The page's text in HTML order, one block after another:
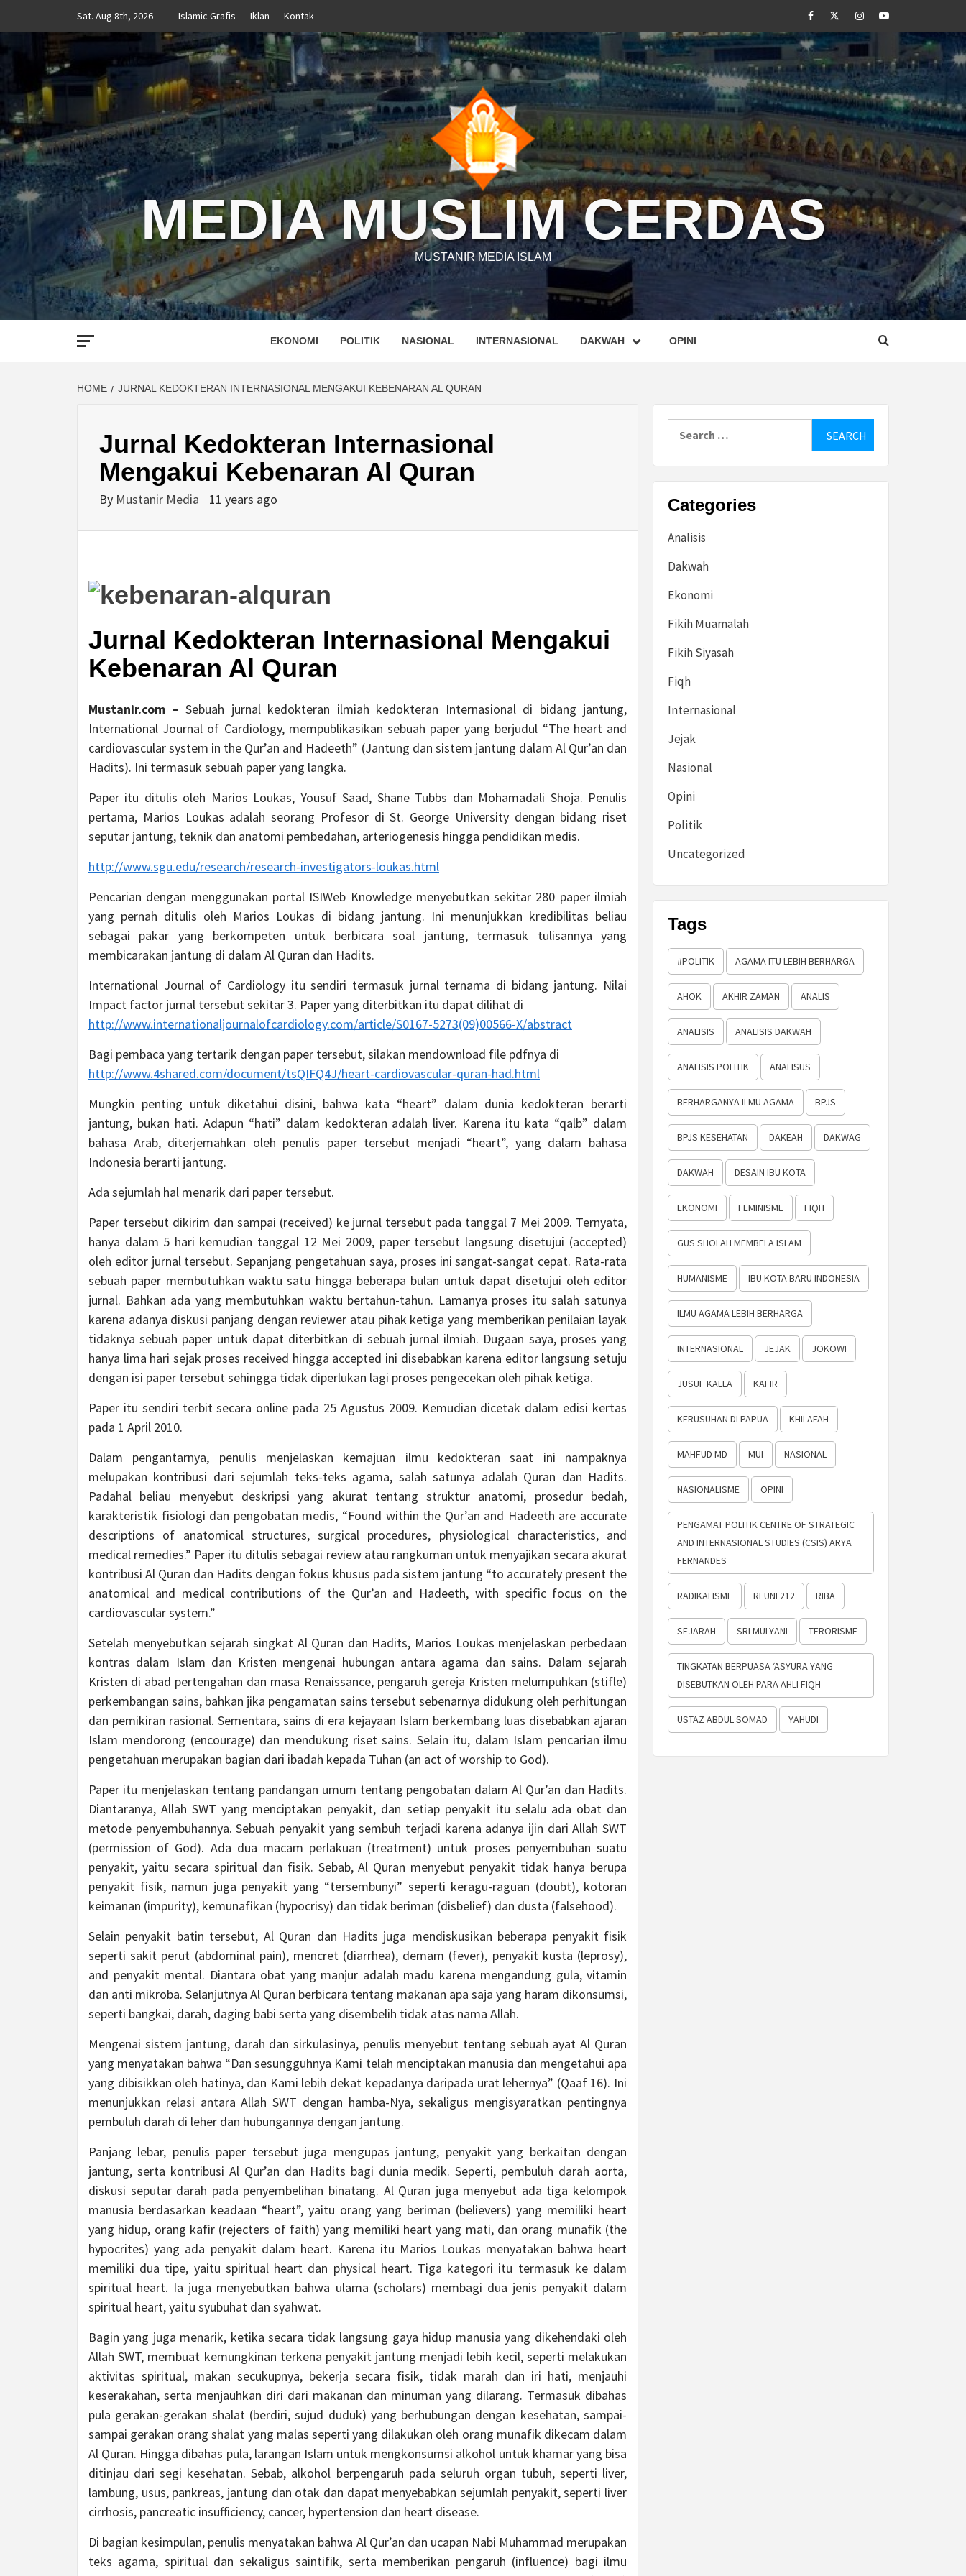
Sat. Aug 8th, 2026 Islamic Grafis Iklan Kontak FacebookTwitterInstagram
Youtube
MEDIA MUSLIM CERDAS
MUSTANIR MEDIA ISLAM
EKONOMI POLITIK NASIONAL INTERNASIONAL DAKWAH OPINI
HOME JURNAL KEDOKTERAN INTERNASIONAL MENGAKUI KEBENARAN AL QURAN
Jurnal Kedokteran Internasional
Mengakui Kebenaran Al Quran
By Mustanir Media 11 years ago
Jurnal Kedokteran Internasional Mengakui
Kebenaran Al Quran
Mustanir.com – Sebuah jurnal kedokteran ilmiah kedokteran Internasional di bidang jantung,
International Journal of Cardiology, mempublikasikan sebuah paper yang berjudul “The heart and
cardiovascular system in the Qur’an and Hadeeth” (Jantung dan sistem jantung dalam Al Qur’an dan
Hadits). Ini termasuk sebuah paper yang langka.
Paper itu ditulis oleh Marios Loukas, Yousuf Saad, Shane Tubbs dan Mohamadali Shoja. Penulis
pertama, Marios Loukas adalah seorang Profesor di St. George University dengan bidang riset
seputar jantung, teknik dan anatomi pembedahan, arteriogenesis hingga pendidikan medis.
http://www.sgu.edu/research/research-investigators-loukas.html
Pencarian dengan menggunakan portal ISIWeb Knowledge menyebutkan sekitar 280 paper ilmiah
yang pernah ditulis oleh Marios Loukas di bidang jantung. Ini menunjukkan kredibilitas beliau
sebagai pakar yang berkompeten untuk berbicara soal jantung, termasuk tulisannya yang
membicarakan jantung di dalam Al Quran dan Hadits.
International Journal of Cardiology itu sendiri termasuk jurnal ternama di bidang jantung. Nilai
Impact factor jurnal tersebut sekitar 3. Paper yang diterbitkan itu dapat dilihat di
http://www.internationaljournalofcardiology.com/article/S0167-5273(09)00566-X/abstract
Bagi pembaca yang tertarik dengan paper tersebut, silakan mendownload file pdfnya di
http://www.4shared.com/document/tsQIFQ4J/heart-cardiovascular-quran-had.html
Mungkin penting untuk diketahui disini, bahwa kata “heart” dalam dunia kedokteran berarti
jantung, bukan hati. Adapun “hati” dalam kedokteran adalah liver. Karena itu kata “qalb” dalam
bahasa Arab, diterjemahkan oleh penulis paper tersebut menjadi “heart”, yang dalam bahasa
Indonesia berarti jantung.
Ada sejumlah hal menarik dari paper tersebut.
Paper tersebut dikirim dan sampai (received) ke jurnal tersebut pada tanggal 7 Mei 2009. Ternyata,
hanya dalam 5 hari kemudian tanggal 12 Mei 2009, paper tersebut langsung disetujui (accepted)
oleh editor jurnal tersebut. Sepanjang pengetahuan saya, proses ini sangat-sangat cepat. Rata-rata
sebuah paper membutuhkan waktu satu hingga beberapa bulan untuk dapat disetujui oleh editor
jurnal. Bahkan ada yang membutuhkan waktu bertahun-tahun. Lamanya proses itu salah satunya
karena adanya diskusi panjang dengan reviewer atau pihak ketiga yang memberikan penilaian layak
tidaknya sebuah paper untuk dapat diterbitkan di sebuah jurnal ilmiah. Dugaan saya, proses yang
hanya lima hari sejak proses received hingga accepted ini disebabkan karena editor langsung setuju
dengan isi paper tersebut sehingga tidak diperlukan lagi proses pengecekan oleh pihak ketiga.
Paper itu sendiri terbit secara online pada 25 Agustus 2009. Kemudian dicetak dalam edisi kertas
pada 1 April 2010.
Dalam pengantarnya, penulis menjelaskan kemajuan ilmu kedokteran saat ini nampaknya
melupakan kontribusi dari sejumlah teks-teks agama, salah satunya adalah Quran dan Hadits.
Padahal beliau menyebut deskripsi yang akurat tentang struktur anatomi, prosedur bedah,
karakteristik fisiologi dan pengobatan medis, “Found within the Qur’an and Hadeeth are accurate
descriptions of anatomical structures, surgical procedures, physiological characteristics, and
medical remedies.” Paper itu ditulis sebagai review atau rangkuman untuk menyajikan secara akurat
kontribusi Al Quran dan Hadits dengan fokus khusus pada sistem jantung “to accurately present the
anatomical and medical contributions of the Qur’an and Hadeeth, with specific focus on the
cardiovascular system.”
Setelah menyebutkan sejarah singkat Al Quran dan Hadits, Marios Loukas menjelaskan perbedaan
kontras dalam Islam dan Kristen mengenai hubungan antara agama dan sains. Dalam sejarah
Kristen di abad pertengahan dan masa Renaissance, pengaruh gereja Kristen melumpuhkan (stifle)
perkembangan sains, bahkan jika pengamatan sains tersebut sebenarnya didukung oleh perhitungan
dan pemikiran rasional. Sementara, sains di era kejayaan Islam berkembang luas disebabkan ajaran
Islam mendorong (encourage) dan mendukung riset sains. Selain itu, dalam Islam pencarian ilmu
pengetahuan merupakan bagian dari ibadah kepada Tuhan (an act of worship to God).
Paper itu menjelaskan tentang pandangan umum tentang pengobatan dalam Al Qur’an dan Hadits.
Diantaranya, Allah SWT yang menciptakan penyakit, dan setiap penyakit itu selalu ada obat dan
metode penyembuhannya. Sebuah penyakit yang sembuh terjadi karena adanya ijin dari Allah SWT
(permission of God). Ada dua macam perlakuan (treatment) untuk proses penyembuhan suatu
penyakit, yaitu secara spiritual dan fisik. Sebab, Al Quran menyebut penyakit tidak hanya berupa
penyakit fisik, namun juga penyakit yang “tersembunyi” seperti keragu-raguan (doubt), kotoran
keimanan (impurity), kemunafikan (hypocrisy) dan tidak beriman (disbelief) dan dusta (falsehood).
Selain penyakit batin tersebut, Al Quran dan Hadits juga mendiskusikan beberapa penyakit fisik
seperti sakit perut (abdominal pain), mencret (diarrhea), demam (fever), penyakit kusta (leprosy),
and penyakit mental. Diantara obat yang manjur adalah madu karena mengandung gula, vitamin
dan anti mikroba. Selanjutnya Al Quran berbicara tentang makanan apa saja yang haram dikonsumsi,
seperti bangkai, darah, daging babi serta yang disembelih tidak atas nama Allah.
Mengenai sistem jantung, darah dan sirkulasinya, penulis menyebut tentang sebuah ayat Al Quran
yang menyatakan bahwa “Dan sesungguhnya Kami telah menciptakan manusia dan mengetahui apa
yang dibisikkan oleh hatinya, dan Kami lebih dekat kepadanya daripada urat lehernya” (Qaaf 16). Ini
menunjukkan relasi antara Allah SWT dengan hamba-Nya, sekaligus mengisyaratkan pentingnya
pembuluh darah di leher dan hubungannya dengan jantung.
Panjang lebar, penulis paper tersebut juga mengupas jantung, penyakit yang berkaitan dengan
jantung, serta kontribusi Al Qur’an dan Hadits bagi dunia medik. Seperti, pembuluh darah aorta,
diskusi seputar darah pada penyembelihan binatang. Al Quran juga menyebut ada tiga kelompok
manusia berdasarkan keadaan “heart”, yaitu orang yang beriman (believers) yang memiliki heart
yang hidup, orang kafir (rejecters of faith) yang memiliki heart yang mati, dan orang munafik (the
hypocrites) yang ada penyakit dalam heart. Karena itu Marios Loukas menyatakan bahwa heart
memiliki dua tipe, yaitu spiritual heart dan physical heart. Tiga kategori itu termasuk ke dalam
spiritual heart. Ia juga menyebutkan bahwa ulama (scholars) membagi dua jenis penyakit dalam
spiritual heart, yaitu syubuhat dan syahwat.
Bagin yang juga menarik, ketika secara tidak langsung gaya hidup manusia yang dikehendaki oleh
Allah SWT, membuat kemungkinan terkena penyakit jantung menjadi lebih kecil, seperti melakukan
aktivitas spiritual, makan secukupnya, bekerja secara fisik, tidak marah dan iri hati, menjauhi
keserakahan, serta menjauhkan diri dari makanan dan minuman yang dilarang. Termasuk dibahas
pula gerakan-gerakan shalat (berdiri, sujud duduk) yang berhubungan dengan kesehatan, sampai-
sampai gerakan orang shalat yang malas seperti yang dilakukan oleh orang munafik dikecam dalam
Al Quran. Hingga dibahas pula, larangan Islam untuk mengkonsumsi alkohol untuk khamar yang bisa
ditinjau dari segi kesehatan. Sebab, alkohol berpengaruh pada seluruh organ tubuh, seperti liver,
lambung, usus, pankreas, jantung dan otak dan dapat menyebabkan sejumlah penyakit, seperti liver
cirrhosis, pancreatic insufficiency, cancer, hypertension dan heart disease.
Di bagian kesimpulan, penulis menyatakan bahwa Al Qur’an dan ucapan Nabi Muhammad merupakan
teks agama, spiritual dan sekaligus saintifik, serta memberikan pengaruh (influence) bagi ilmu
Categories
Analisis
Dakwah
Ekonomi
Fikih Muamalah
Fikih Siyasah
Fiqh
Internasional
Jejak
Nasional
Opini
Politik
Uncategorized
Tags
#POLITIK AGAMA ITU LEBIH BERHARGA
AHOK AKHIR ZAMAN ANALIS
ANALISIS ANALISIS DAKWAH
ANALISIS POLITIK ANALISUS
BERHARGANYA ILMU AGAMA BPJS
BPJS KESEHATAN DAKEAH DAKWAG
DAKWAH DESAIN IBU KOTA
EKONOMI FEMINISME FIQH
GUS SHOLAH MEMBELA ISLAM
HUMANISME IBU KOTA BARU INDONESIA
ILMU AGAMA LEBIH BERHARGA
INTERNASIONAL JEJAK JOKOWI
JUSUF KALLA KAFIR
KERUSUHAN DI PAPUA KHILAFAH
MAHFUD MD MUI NASIONAL
NASIONALISME OPINI
PENGAMAT POLITIK CENTRE OF STRATEGIC
AND INTERNASIONAL STUDIES (CSIS) ARYA
FERNANDES
RADIKALISME REUNI 212 RIBA
SEJARAH SRI MULYANI TERORISME
TINGKATAN BERPUASA ‘ASYURA YANG
DISEBUTKAN OLEH PARA AHLI FIQH
USTAZ ABDUL SOMAD YAHUDI